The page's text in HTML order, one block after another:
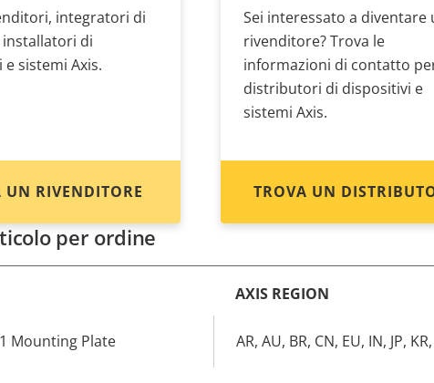
integratori di
installatori di
sistemi Axis.
UN RIVENDITORE
Sei interessato a diventare
rivenditore? Trova le
informazioni di contatto
distributori di dispositivi e
sistemi Axis.
TROVA UN
per ordine
AXIS REGION
Mounting Plate AR, AU, BR, CN, EU, IN, JP,